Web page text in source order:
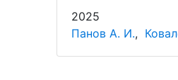
2025
Панов А. И.,